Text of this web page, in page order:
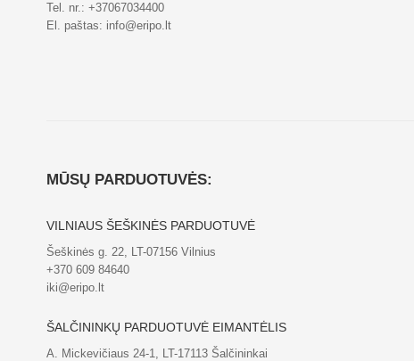
Tel. nr.: +37067034400
El. paštas: info@eripo.lt
MŪSŲ PARDUOTUVĖS:
VILNIAUS ŠEŠKINĖS PARDUOTUVĖ
Šeškinės g. 22, LT-07156 Vilnius
+370 609 84640
iki@eripo.lt
ŠALČININKŲ PARDUOTUVĖ EIMANTĖLIS
A. Mickevičiaus 24-1, LT-17113 Šalčininkai